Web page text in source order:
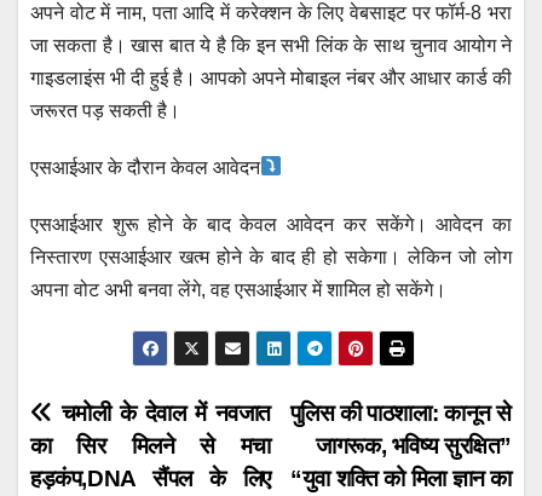
अपने वोट में नाम, पता आदि में करेक्शन के लिए वेबसाइट पर फॉर्म-8 भरा
जा सकता है। खास बात ये है कि इन सभी लिंक के साथ चुनाव आयोग ने
गाइडलाइंस भी दी हुई है। आपको अपने मोबाइल नंबर और आधार कार्ड की
जरूरत पड़ सकती है।
एसआईआर के दौरान केवल आवेदन
एसआईआर शुरू होने के बाद केवल आवेदन कर सकेंगे। आवेदन का
निस्तारण एसआईआर खत्म होने के बाद ही हो सकेगा। लेकिन जो लोग
अपना वोट अभी बनवा लेंगे, वह एसआईआर में शामिल हो सकेंगे।
Post
navigation
पुलिस की पाठशाला: कानून से
जागरूक, भविष्य सुरक्षित”
“युवा शक्ति को मिला ज्ञान का
चमोली के देवाल में नवजात
का सिर मिलने से मचा
हड़कंप,DNA सैंपल के लिए